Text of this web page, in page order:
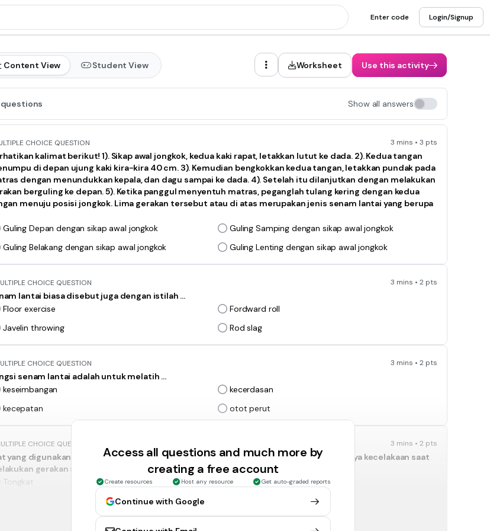
Enter code Login/Signup
Content View Student View Worksheet Use this activity
questions Show all answers
CHOICE QUESTION 3 mins • 3 pts
kalimat berikut! 1). Sikap awal jongkok, kedua kaki rapat, letakkan lutut ke dada. 2). Kedua tangan
di depan ujung kaki kira-kira 40 cm. 3). Kemudian bengkokkan kedua tangan, letakkan pundak pada
dengan menundukkan kepala, dan dagu sampai ke dada. 4). Setelah itu dilanjutkan dengan melakukan
berguling ke depan. 5). Ketika panggul menyentuh matras, peganglah tulang kering dengan kedua
menuju posisi jongkok. Lima gerakan tersebut atau di atas merupakan jenis senam lantai yang berupa
Guling Depan dengan sikap awal jongkok
Guling Samping dengan sikap awal jongkok
Guling Belakang dengan sikap awal jongkok
Guling Lenting dengan sikap awal jongkok
CHOICE QUESTION 3 mins • 2 pts
lantai biasa disebut juga dengan istilah ...
Floor exercise
Fordward roll
Javelin throwing
Rod slag
CHOICE QUESTION 3 mins • 2 pts
senam lantai adalah untuk melatih …
keseimbangan
kecerdasan
kecepatan
otot perut
CHOICE QUESTION 3 mins • 2 pts
yang digunakan sebagai alat bantu atau pengaman untuk mengurangi resiko terjadinya kecelakaan saat
gerakan senam lantai adalah …
Tongkat
Bola
Access all questions and much more by
creating a free account
Create resources Host any resource Get auto-graded reports
Continue with Google